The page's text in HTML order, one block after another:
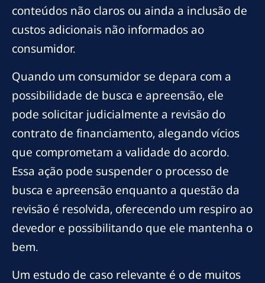
conteúdos não claros ou ainda a inclusão de
custos adicionais não informados ao
consumidor.
Quando um consumidor se depara com a
possibilidade de busca e apreensão, ele
pode solicitar judicialmente a revisão do
contrato de financiamento, alegando vícios
que comprometam a validade do acordo.
Essa ação pode suspender o processo de
busca e apreensão enquanto a questão da
revisão é resolvida, oferecendo um respiro ao
devedor e possibilitando que ele mantenha o
bem.
Um estudo de caso relevante é o de muitos